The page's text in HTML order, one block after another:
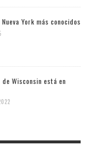
York más conocidos
Wisconsin está en